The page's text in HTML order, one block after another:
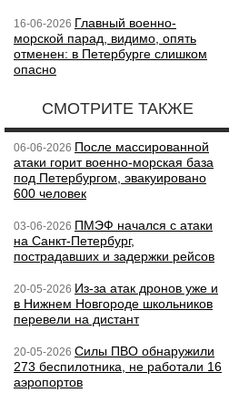
16-06-2026 Главный военно-
морской парад, видимо, опять
отменен: в Петербурге слишком
опасно
СМОТРИТЕ ТАКЖЕ
06-06-2026 После массированной
атаки горит военно-морская база
под Петербургом, эвакуировано
600 человек
03-06-2026 ПМЭФ начался с атаки
на Санкт-Петербург,
пострадавших и задержки рейсов
20-05-2026 Из-за атак дронов уже и
в Нижнем Новгороде школьников
перевели на дистант
20-05-2026 Силы ПВО обнаружили
273 беспилотника, не работали 16
аэропортов